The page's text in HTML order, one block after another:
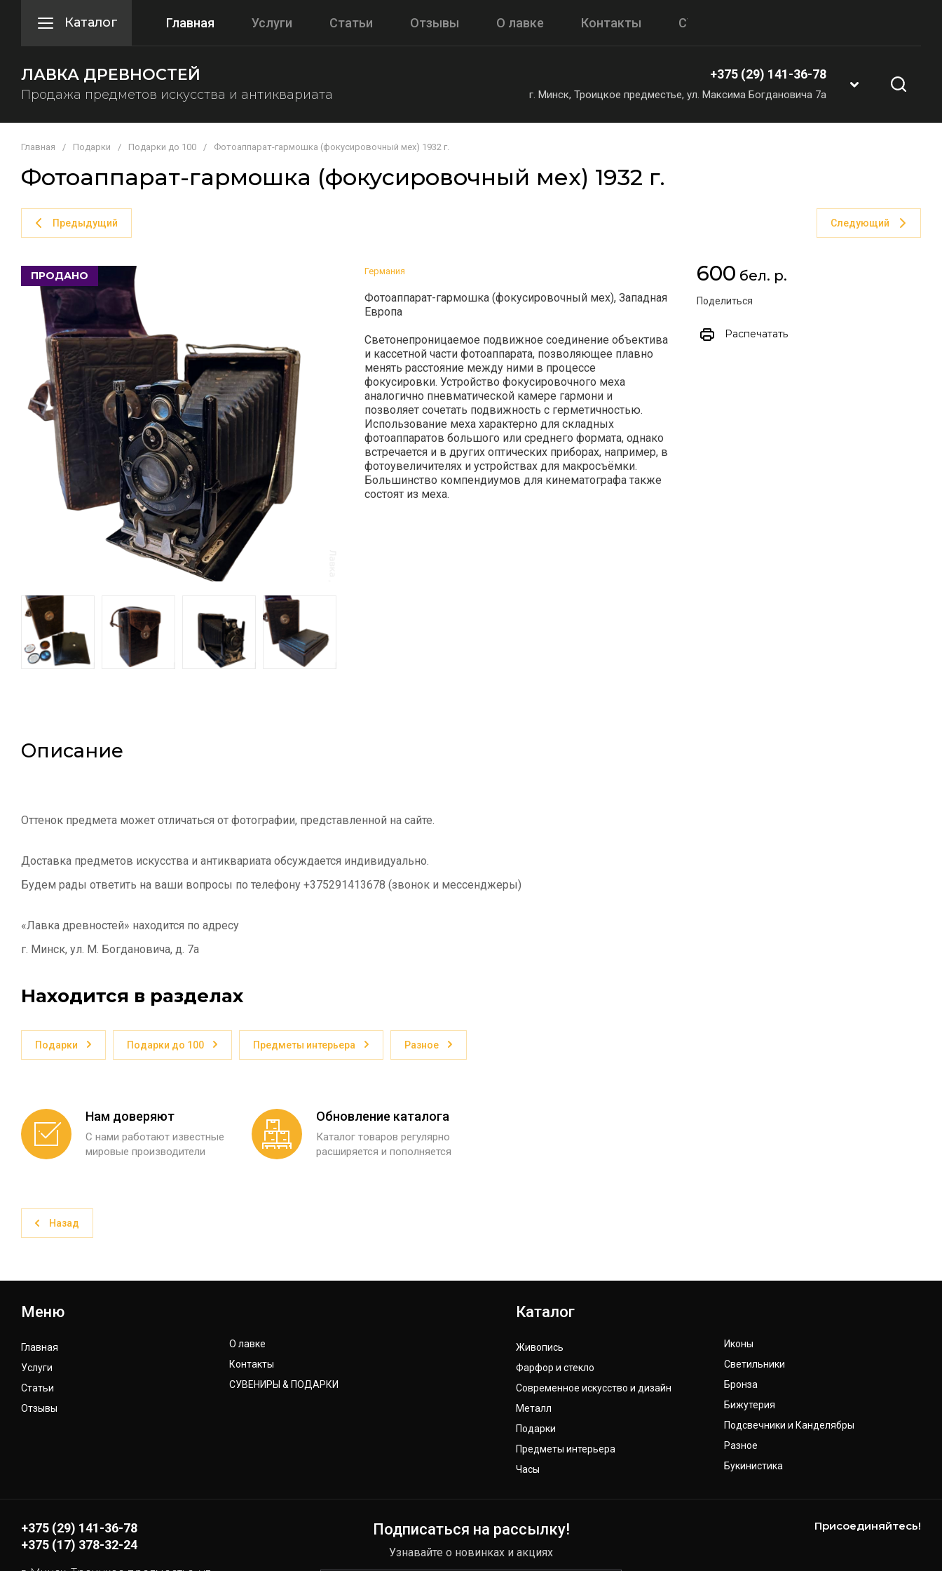
Каталог Главная Услуги Статьи Отзывы О лавке Контакты СУВЕНИРЫ & ПОДАРКИ
ЛАВКА ДРЕВНОСТЕЙ
Продажа предметов искусства и антиквариата
+375 (29) 141-36-78
г. Минск, Троицкое предместье, ул. Максима Богдановича 7а
Главная / Подарки / Подарки до 100 / Фотоаппарат-гармошка (фокусировочный мех) 1932 г.
Фотоаппарат-гармошка (фокусировочный мех) 1932 г.
Предыдущий Следующий
ПРОДАНО Германия
Фотоаппарат-гармошка (фокусировочный мех), Западная
Европа
Светонепроницаемое подвижное соединение объектива
и кассетной части фотоаппарата, позволяющее плавно
менять расстояние между ними в процессе
фокусировки. Устройство фокусировочного меха
аналогично пневматической камере гармони и
позволяет сочетать подвижность с герметичностью.
Использование меха характерно для складных
фотоаппаратов большого или среднего формата, однако
встречается и в других оптических приборах, например, в
фотоувеличителях и устройствах для макросъёмки.
Большинство компендиумов для кинематографа также
состоят из меха.
600 бел. р.
Поделиться
Распечатать
Описание
Оттенок предмета может отличаться от фотографии, представленной на сайте.
Доставка предметов искусства и антиквариата обсуждается индивидуально.
Будем рады ответить на ваши вопросы по телефону +375291413678 (звонок и мессенджеры)
«Лавка древностей» находится по адресу
г. Минск, ул. М. Богдановича, д. 7а
Находится в разделах
Подарки Подарки до 100 Предметы интерьера Разное
Нам доверяют
С нами работают известные
мировые производители
Обновление каталога
Каталог товаров регулярно
расширяется и пополняется
Назад
Меню
Главная
Услуги
Статьи
Отзывы
О лавке
Контакты
СУВЕНИРЫ & ПОДАРКИ
Каталог
Живопись
Фарфор и стекло
Современное искусство и дизайн
Металл
Подарки
Предметы интерьера
Часы
Иконы
Светильники
Бронза
Бижутерия
Подсвечники и Канделябры
Разное
Букинистика
+375 (29) 141-36-78
+375 (17) 378-32-24
Подписаться на рассылку!
Узнавайте о новинках и акциях
Присоединяйтесь!